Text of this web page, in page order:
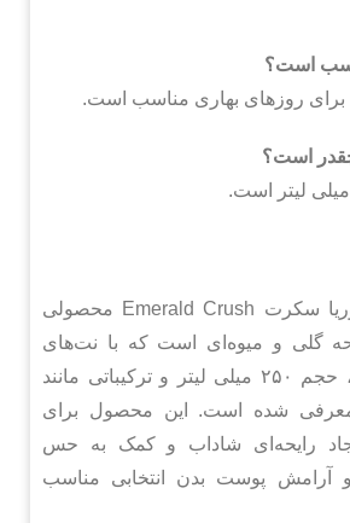
است؟
روزهای بهاری مناسب است.
است؟
بادی اسپلش ویکتوریا سکرت Emerald Crush محصولی
گلی و میوه‌ای است که با نت‌های
گلابی و گل فریزیا، حجم ۲۵۰ میلی لیتر و ترکیباتی مانند
معرفی شده است. این محصول برای
رایحه‌ای شاداب و کمک به حس
آرامش پوست بدن انتخابی مناسب